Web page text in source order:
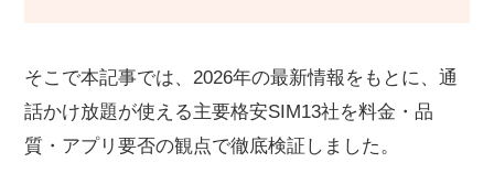
そこで本記事では、2026年の最新情報をもとに、通
話かけ放題が使える主要格安SIM13社を料金・品
質・アプリ要否の観点で徹底検証しました。